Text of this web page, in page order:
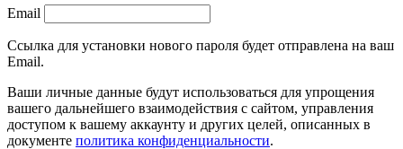
Email
Ссылка для установки нового пароля будет отправлена на ваш
Email.
Ваши личные данные будут использоваться для упрощения
вашего дальнейшего взаимодействия с сайтом, управления
доступом к вашему аккаунту и других целей, описанных в
документе политика конфиденциальности.